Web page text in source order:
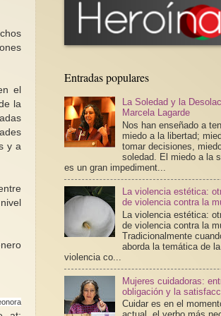
el
la
y a
Entradas populares
La Soledad y la
Marcela Lagarde
Nos han enseñado a
miedo a la libertad;
tomar decisiones,
soledad. El miedo a la
es un gran impediment...
La violencia estética:
de violencia contra la
La violencia estética:
de violencia contra la
Tradicionalmente
aborda la temática de la
violencia co...
Mujeres cuidadoras:
obligación y la
Cuidar es en el